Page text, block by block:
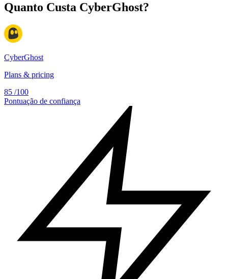
Quanto Custa CyberGhost?
CyberGhost
Plans & pricing
85 /100
Pontuação de confiança